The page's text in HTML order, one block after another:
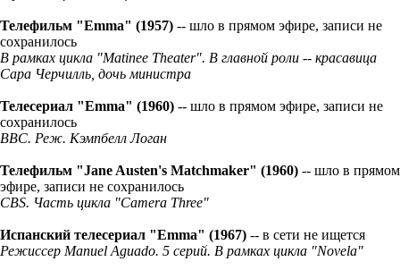
Телефильм "Emma" (1957) -- шло в прямом эфире, записи не
сохранилось
В рамках цикла "​Matinee Theater". В главной роли -- красавица
Сара Черчилль, дочь министра
Телесериал "Emma" (1960) -- шло в прямом эфире, записи не
сохранилось
BBC. Реж. Кэмпбелл Логан
Телефильм "Jane Austen's Matchmaker" (1960) -- шло в прямом
эфире, записи не сохранилось
CBS. Часть цикла "Camera Three"
Испанский телеcериал "Emma" (1967) -- в сети не ищется
Режиссер Manuel Aguado. 5 серий. В рамках цикла "Novela"